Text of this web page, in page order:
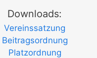
Downloads:
Vereinssatzung
Beitragsordnung
Platzordnung